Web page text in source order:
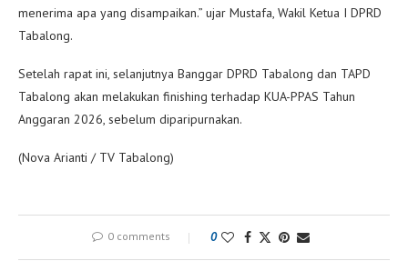
menerima apa yang disampaikan.” ujar Mustafa, Wakil Ketua I DPRD
Tabalong.
Setelah rapat ini, selanjutnya Banggar DPRD Tabalong dan TAPD
Tabalong akan melakukan finishing terhadap KUA-PPAS Tahun
Anggaran 2026, sebelum diparipurnakan.
(Nova Arianti / TV Tabalong)
0 comments 0